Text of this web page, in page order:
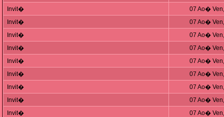
Invit�
07 Ao�
Invit�
07 Ao�
Invit�
07 Ao�
Invit�
07 Ao�
Invit�
07 Ao�
Invit�
07 Ao�
Invit�
07 Ao�
Invit�
07 Ao�
Invit�
07 Ao�